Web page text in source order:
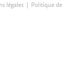
légales| Politique de